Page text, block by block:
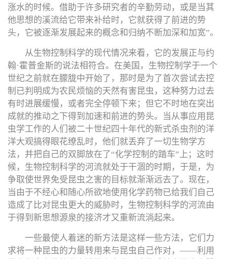
涨水的时候。借助于许多研究者的辛勤劳动，或是当其
他思想的溪流给它带来补给时，它就获得了前进的势
头，它被逐渐发展起来的概念和归纳不断加深和加宽”。
从生物控制科学的现代情况来看，它的发展正与约
翰·霍普金斯的说法相符合。在美国，生物控制学于一个
世纪之前就在朦胧中开始了，那时是为了首次尝试去控
制已判明成为农民烦恼的天然有害昆虫，这种努力过去
有时进展缓慢，或者完全停顿下来；但它不时地在突出
成就的推动之下得到加速和前进的势头。当从事应用昆
虫学工作的人们被二十世纪四十年代的新式杀虫剂的洋
洋大观搞得眼花缭乱时，他们就丢弃了一切生物学方
法，并把自己的双脚放在了“化学控制的踏车”上；这时
候，生物控制科学的河流就处于干涸的时期，于是，为
争取使世界免受昆虫之害的目标就渐渐远去了。现在，
当由于不经心和随心所欲地使用化学药物已给我们自己
造成了比对昆虫更大的威胁时，生物控制科学的河流由
于得到新思想源泉的接济才又重新流淌起来。
一些最使人着迷的新方法是这样一些方法，它们力
求将一种昆虫的力量转用来与昆虫自己作对，——利用